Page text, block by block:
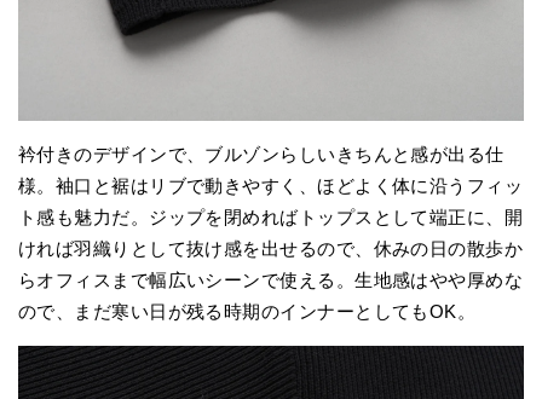
衿付きのデザインで、ブルゾンらしいきちんと感が出る仕
様。袖口と裾はリブで動きやすく、ほどよく体に沿うフィッ
ト感も魅力だ。ジップを閉めればトップスとして端正に、開
ければ羽織りとして抜け感を出せるので、休みの日の散歩か
らオフィスまで幅広いシーンで使える。生地感はやや厚めな
ので、まだ寒い日が残る時期のインナーとしてもOK。